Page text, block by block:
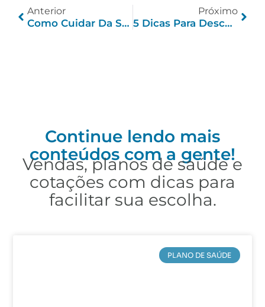
Anterior
Como Cuidar Da Sua Saúde Mental: 13 Dicas Eficazes
Próximo
5 Dicas Para Descobrir Se O Corretor De Plano De Saúde É Confiável
Continue lendo mais
conteúdos com a gente!
Vendas, planos de saúde e
cotações com dicas para
facilitar sua escolha.
PLANO DE SAÚDE